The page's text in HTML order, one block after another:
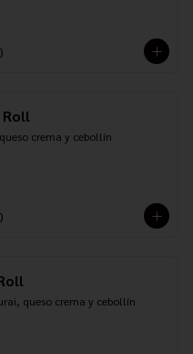
crema y cebollín
queso crema y cebollín